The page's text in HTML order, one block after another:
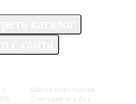
Шапка новогодняя
Снеговик п/э бел